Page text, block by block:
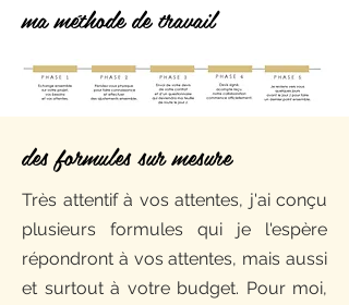
ma méthode de travail
des formules sur mesure
Très attentif à vos attentes, j'ai conçu
plusieurs formules qui je l'espère
répondront à vos attentes, mais aussi
et surtout à votre budget. Pour moi,